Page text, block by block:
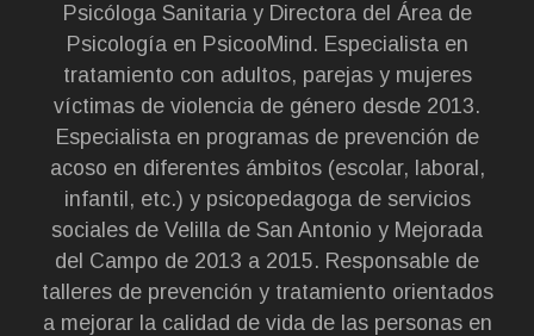
Psicóloga Sanitaria y Directora del Área de
Psicología en PsicooMind. Especialista en
tratamiento con adultos, parejas y mujeres
víctimas de violencia de género desde 2013.
Especialista en programas de prevención de
acoso en diferentes ámbitos (escolar, laboral,
infantil, etc.) y psicopedagoga de servicios
sociales de Velilla de San Antonio y Mejorada
del Campo de 2013 a 2015. Responsable de
talleres de prevención y tratamiento orientados
a mejorar la calidad de vida de las personas en